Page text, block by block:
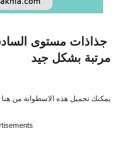
جذاذات مستوى
مرتبة بشكل جيد
يمكنك تحميل هذه الاسطوانة من هنا